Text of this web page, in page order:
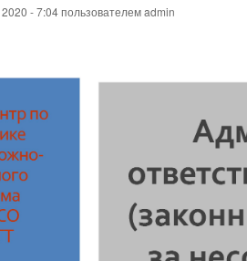
- 7:04 пользователемadmin